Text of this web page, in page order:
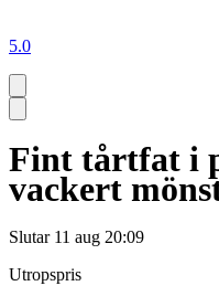
5.0
Fint tårtfat i
vackert
Slutar 11 aug 20:09
Utropspris